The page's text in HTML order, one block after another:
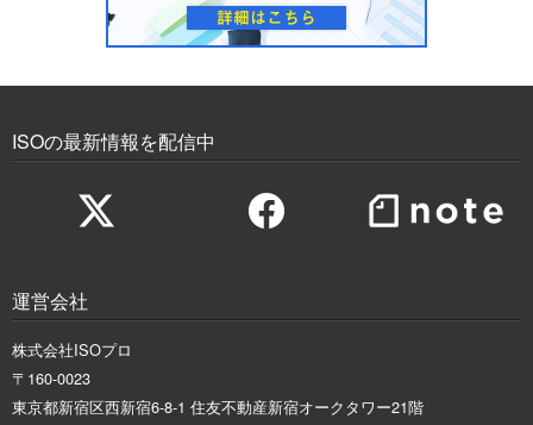
ISOの最新情報を配信中
運営会社
株式会社ISOプロ
〒160-0023
東京都新宿区西新宿6-8-1 住友不動産新宿オークタワー21階